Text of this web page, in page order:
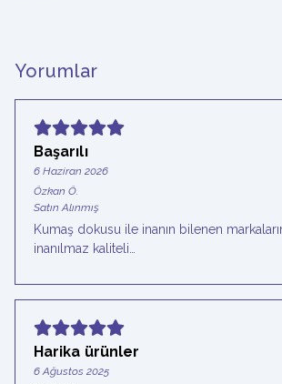
Yorumlar
Başarılı
6 Haziran 2026
Özkan Ö.
Satın Alınmış
Kumaş dokusu ile inanın bilenen
inanılmaz kaliteli…
Harika ürünler
6 Ağustos 2025